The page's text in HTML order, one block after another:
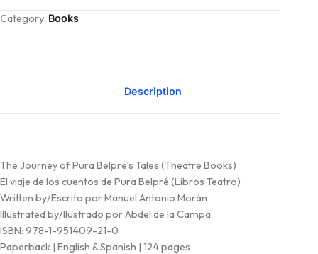
Category: Books
Description
The Journey of Pura Belpré’s Tales (Theatre Books)
El viaje de los cuentos de Pura Belpré (Libros Teatro)
Written by/Escrito por Manuel Antonio Morán
Illustrated by/Ilustrado por Abdel de la Campa
ISBN: 978-1-951409-21-0
Paperback | English & Spanish | 124 pages